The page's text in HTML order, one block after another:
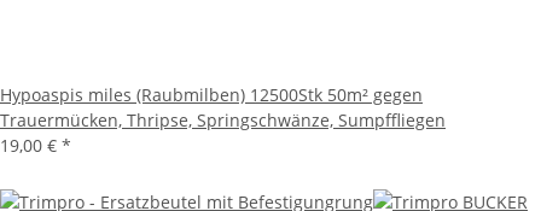
Hypoaspis miles (Raubmilben) 12500Stk 50m² gegen
Trauermücken, Thripse, Springschwänze, Sumpffliegen
19,00 € *